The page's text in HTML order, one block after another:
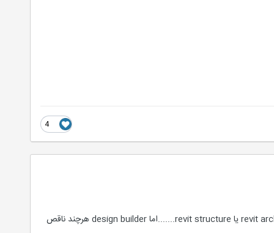
4
تفاوتش با رویت در اینه که رویت شاخه هاش رو جدا کرده و در قالب نرم افزارهای متفاوت ارائه کرده مثل revit architectural یا revit structure.......اما design builder هرچند ناقص